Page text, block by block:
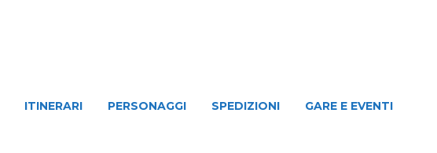
ITINERARI PERSONAGGI SPEDIZIONI GARE E EVENTI